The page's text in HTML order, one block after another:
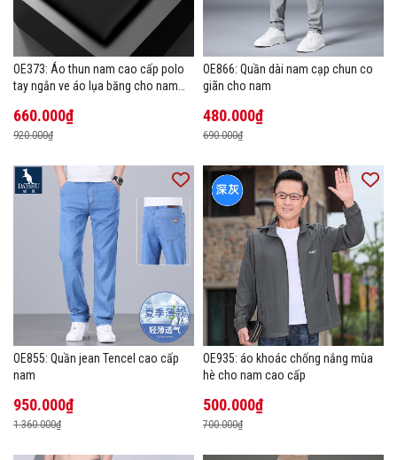
OE373: Áo thun nam cao cấp polo
tay ngắn ve áo lụa băng cho nam
660.000₫
920.000₫
OE866: Quần dài nam cạp chun co
giãn cho nam
480.000₫
690.000₫
OE855: Quần jean Tencel cao cấp
nam
950.000₫
1.360.000₫
OE935: áo khoác chống nắng mùa
hè cho nam cao cấp
500.000₫
700.000₫